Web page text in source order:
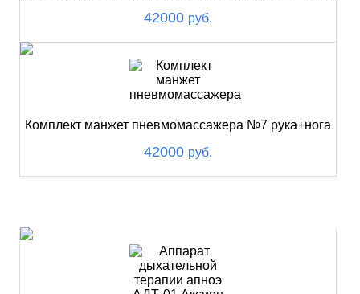
42000 руб.
Комплект манжет пневмомассажера №7 рука+нога
42000 руб.